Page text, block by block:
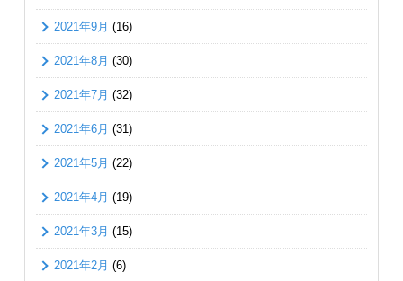
2021年9月 (16)
2021年8月 (30)
2021年7月 (32)
2021年6月 (31)
2021年5月 (22)
2021年4月 (19)
2021年3月 (15)
2021年2月 (6)